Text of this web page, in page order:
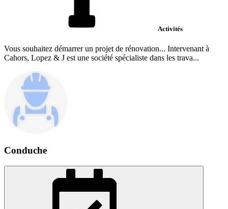
Activités
Vous souhaitez démarrer un projet de rénovation... Intervenant à
Cahors, Lopez & J est une société spécialiste dans les trava...
Conduche